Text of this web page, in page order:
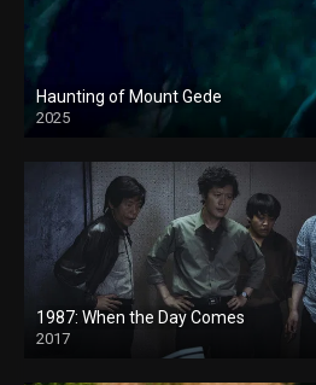
Haunting of Mount Gede
2025
1987: When the Day Comes
2017